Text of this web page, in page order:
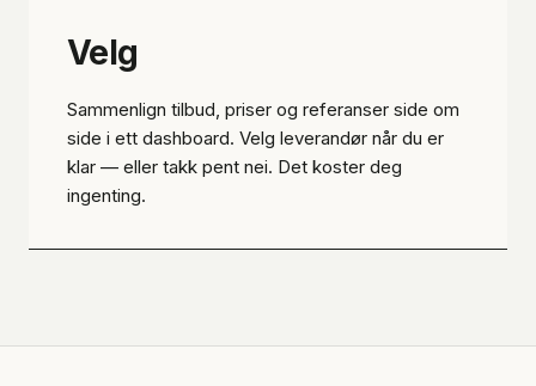
Velg
Sammenlign tilbud, priser og referanser side om
side i ett dashboard. Velg leverandør når du er
klar — eller takk pent nei. Det koster deg
ingenting.